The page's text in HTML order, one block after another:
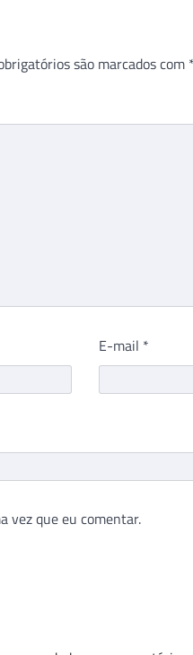
são marcados com *
E-mail *
vez que eu comentar.